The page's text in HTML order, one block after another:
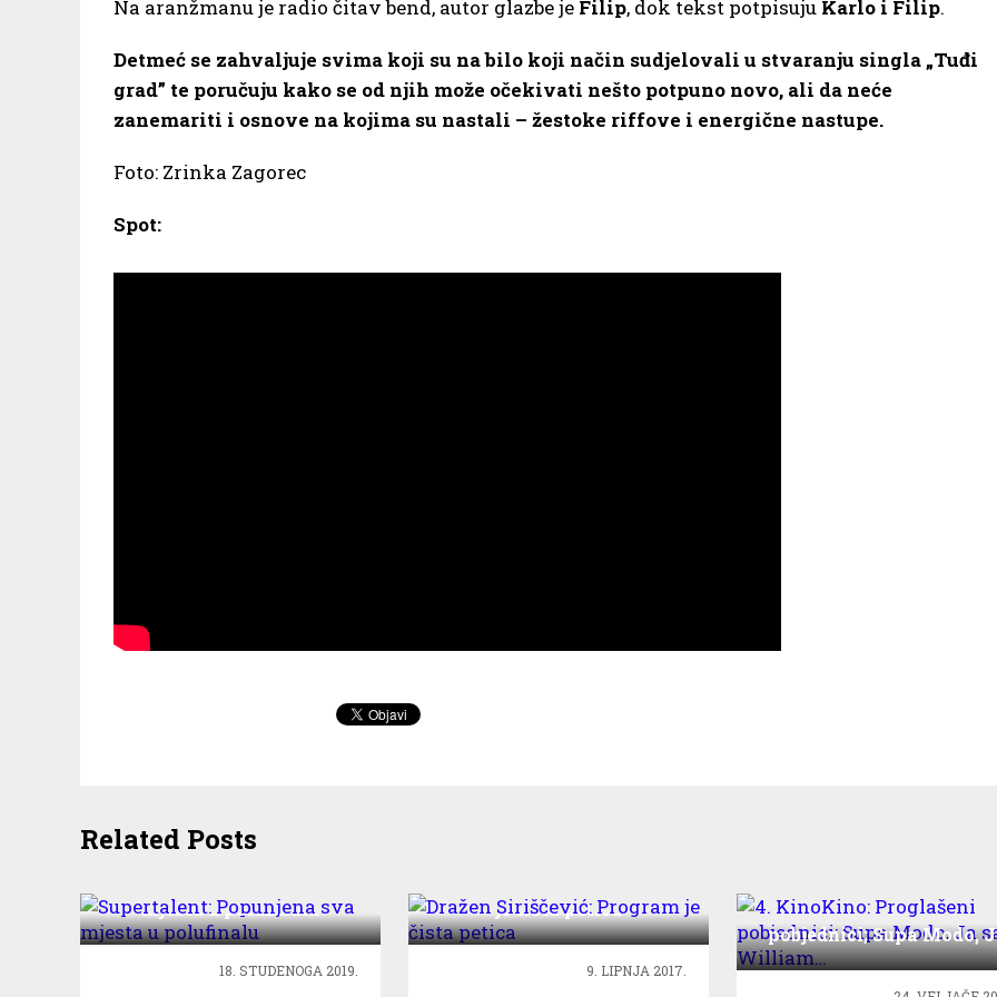
Na aranžmanu je radio čitav bend, autor glazbe je Filip, dok tekst potpisuju Karlo i Filip.
Detmeć se zahvaljuje svima koji su na bilo koji način sudjelovali u stvaranju singla „Tuđi
grad” te poručuju kako se od njih može očekivati nešto potpuno novo, ali da neće
zanemariti i osnove na kojima su nastali – žestoke riffove i energične nastupe.
Foto: Zrinka Zagorec
Spot:
Related Posts
mjesta u polufinalu
18. STUDENOGA 2019.
je čista petica
9. LIPNJA 2017.
4. KinoKino: Proglašeni
pobjednici; Supa Modo,
sam William…